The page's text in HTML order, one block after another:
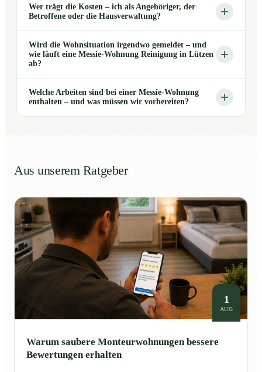
Wer trägt die Kosten – ich als Angehöriger, der
Betroffene oder die Hausverwaltung?
Wird die Wohnsituation irgendwo gemeldet – und
wie läuft eine Messie-Wohnung Reinigung in Lützen
ab?
Welche Arbeiten sind bei einer Messie-Wohnung
enthalten – und was müssen wir vorbereiten?
Aus unserem Ratgeber
1
AUG
Warum saubere Monteurwohnungen bessere
Bewertungen erhalten